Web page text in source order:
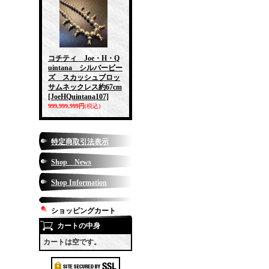
コチティ Joe・H・Q
uintana シルバービー
ズ スカッシュブロッ
サムネックレス約67cm
[JoeHQuintana107]
999,999,999円(税込)
特定商取引法表示
Shop News
Shop Information
ショッピングカート
カートの中身
カートは空です。